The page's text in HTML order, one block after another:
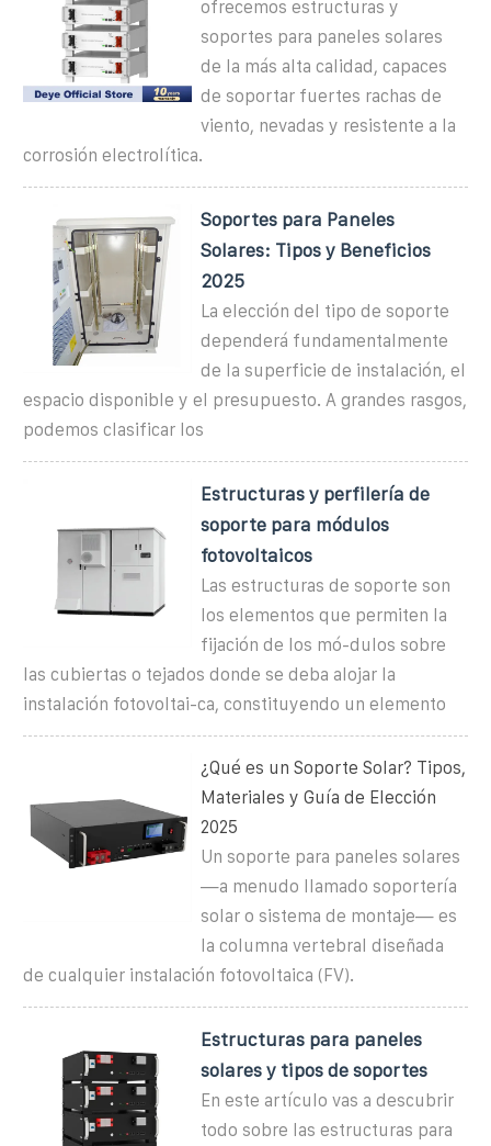
ofrecemos estructuras y
soportes para paneles solares
de la más alta calidad, capaces
de soportar fuertes rachas de
viento, nevadas y resistente a la
corrosión electrolítica.
Soportes para Paneles
Solares: Tipos y Beneficios
2025
La elección del tipo de soporte
dependerá fundamentalmente
de la superficie de instalación, el
espacio disponible y el presupuesto. A grandes rasgos,
podemos clasificar los
Estructuras y perfilería de
soporte para módulos
fotovoltaicos
Las estructuras de soporte son
los elementos que permiten la
fijación de los mó-dulos sobre
las cubiertas o tejados donde se deba alojar la
instalación fotovoltai-ca, constituyendo un elemento
¿Qué es un Soporte Solar? Tipos,
Materiales y Guía de Elección
2025
Un soporte para paneles solares
—a menudo llamado soportería
solar o sistema de montaje— es
la columna vertebral diseñada
de cualquier instalación fotovoltaica (FV).
Estructuras para paneles
solares y tipos de soportes
En este artículo vas a descubrir
todo sobre las estructuras para